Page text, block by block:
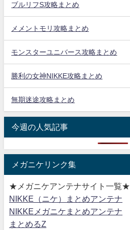
ブルリフS攻略まとめ
メメントモリ攻略まとめ
モンスターユニバース攻略まとめ
勝利の女神NIKKE攻略まとめ
無期迷途攻略まとめ
今週の人気記事
メガニケリンク集
★メガニケアンテナサイト一覧★
NIKKE（ニケ）まとめアンテナ
NIKKEメガニケまとめアンテナ
まとめるZ